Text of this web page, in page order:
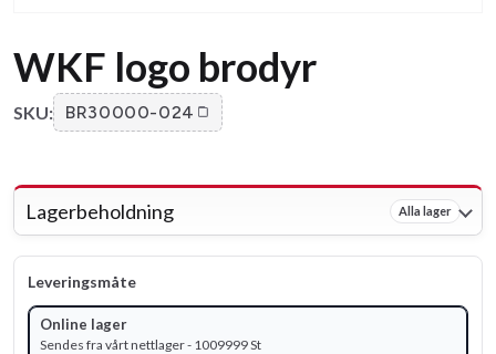
WKF logo brodyr
SKU: BR30000-024
Lagerbeholdning Alla lager
Leveringsmåte
Online lager
Sendes fra vårt nettlager - 1009999 St